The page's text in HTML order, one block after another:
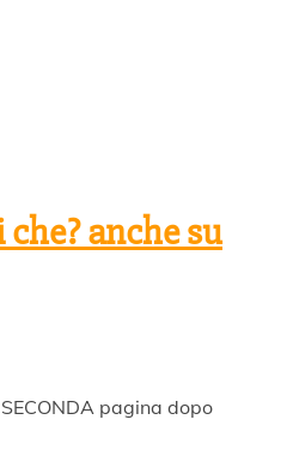
che? anche su
pagina dopo